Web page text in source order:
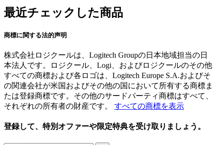
最近チェックした商品
商標に関する法的声明
株式会社ロジクールは、Logitech Groupの日本地域担当の日
本法人です。ロジクール、Logi、およびロジクールのその他
すべての商標および各ロゴは、Logitech Europe S.A.およびそ
の関連会社が米国およびその他の国において所有する商標ま
たは登録商標です。その他のサードパーティ商標はすべて、
それぞれの所有者の財産です。 すべての商標を表示
登録して、特別オファーや限定特典を受け取りましょう。